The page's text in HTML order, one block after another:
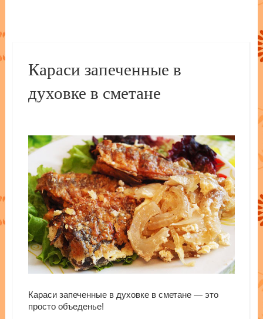
Караси запеченные в
духовке в сметане
Караси запеченные в духовке в сметане — это
просто объеденье!